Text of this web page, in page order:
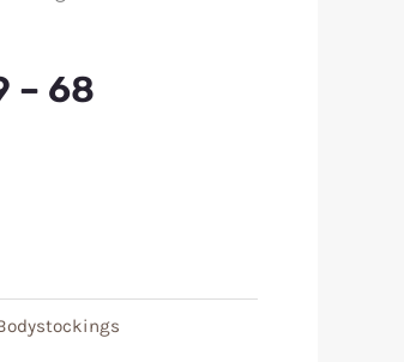
– 68